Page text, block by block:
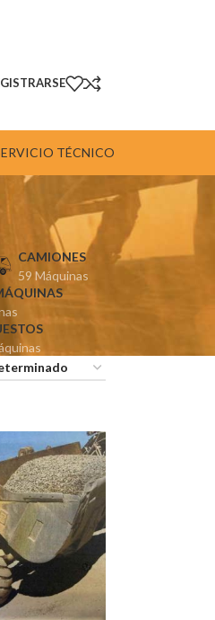
TÉCNICO
CAMIONES
59 Máquinas